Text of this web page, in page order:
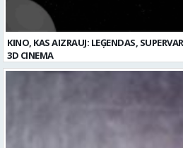
KINO, KAS AIZRAUJ: LEĢENDAS,
3D CINEMA